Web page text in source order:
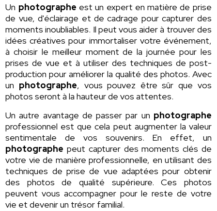
Un photographe est un expert en matière de prise
de vue, d'éclairage et de cadrage pour capturer des
moments inoubliables. Il peut vous aider à trouver des
idées créatives pour immortaliser votre événement,
à choisir le meilleur moment de la journée pour les
prises de vue et à utiliser des techniques de post-
production pour améliorer la qualité des photos. Avec
un photographe, vous pouvez être sûr que vos
photos seront à la hauteur de vos attentes.
Un autre avantage de passer par un photographe
professionnel est que cela peut augmenter la valeur
sentimentale de vos souvenirs. En effet, un
photographe peut capturer des moments clés de
votre vie de manière professionnelle, en utilisant des
techniques de prise de vue adaptées pour obtenir
des photos de qualité supérieure. Ces photos
peuvent vous accompagner pour le reste de votre
vie et devenir un trésor familial.